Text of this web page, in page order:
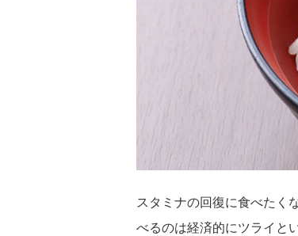
スタミナの回復に食べたく
べるのは経済的にツライと